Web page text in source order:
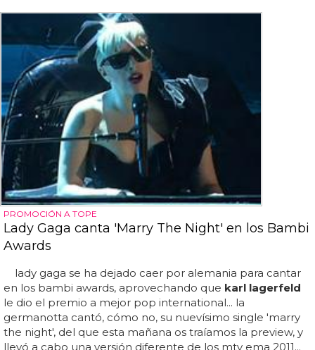
PROMOCIÓN A TOPE
Lady Gaga canta 'Marry The Night' en los Bambi
Awards
lady gaga se ha dejado caer por alemania para cantar
en los bambi awards, aprovechando que karl lagerfeld
le dio el premio a mejor pop international... la
germanotta cantó, cómo no, su nuevísimo single 'marry
the night', del que esta mañana os traíamos la preview, y
llevó a cabo una versión diferente de los mtv ema 2011...